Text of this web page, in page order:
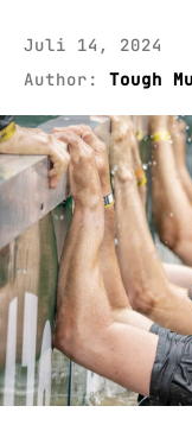
Author: Tough
Juli 14, 2024